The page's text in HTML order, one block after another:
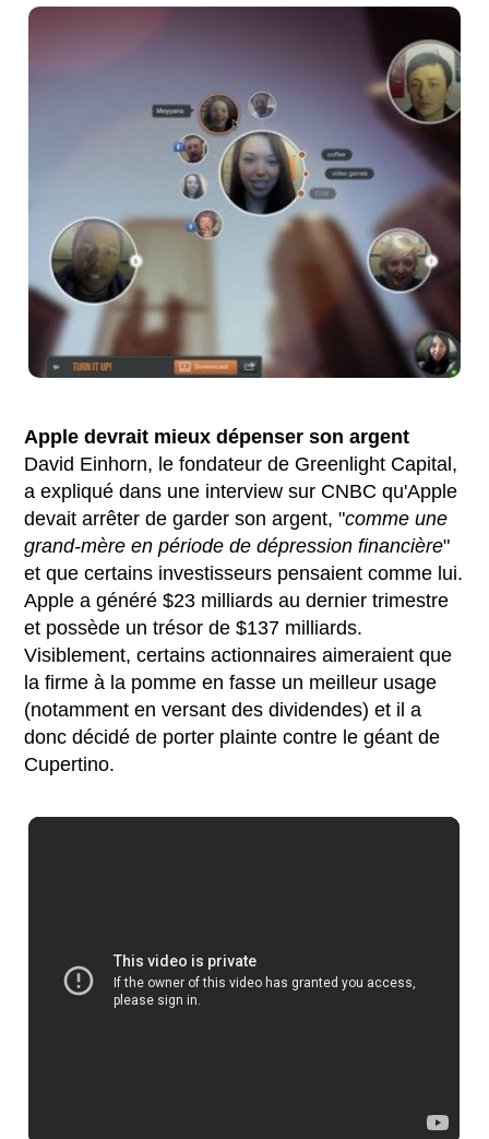
Apple devrait mieux dépenser son argent
David Einhorn, le fondateur de Greenlight Capital,
a expliqué dans une interview sur CNBC qu'Apple
devait arrêter de garder son argent, "comme une
grand-mère en période de dépression financière"
et que certains investisseurs pensaient comme lui.
Apple a généré $23 milliards au dernier trimestre
et possède un trésor de $137 milliards.
Visiblement, certains actionnaires aimeraient que
la firme à la pomme en fasse un meilleur usage
(notamment en versant des dividendes) et il a
donc décidé de porter plainte contre le géant de
Cupertino.